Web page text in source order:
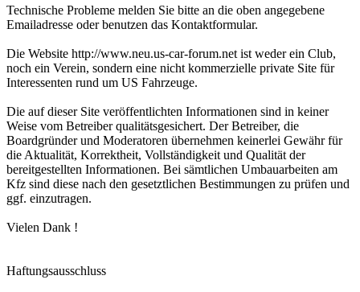
Technische Probleme melden Sie bitte an die oben angegebene
Emailadresse oder benutzen das Kontaktformular.
Die Website http://www.neu.us-car-forum.net ist weder ein Club,
noch ein Verein, sondern eine nicht kommerzielle private Site für
Interessenten rund um US Fahrzeuge.
Die auf dieser Site veröffentlichten Informationen sind in keiner
Weise vom Betreiber qualitätsgesichert. Der Betreiber, die
Boardgründer und Moderatoren übernehmen keinerlei Gewähr für
die Aktualität, Korrektheit, Vollständigkeit und Qualität der
bereitgestellten Informationen. Bei sämtlichen Umbauarbeiten am
Kfz sind diese nach den gesetztlichen Bestimmungen zu prüfen und
ggf. einzutragen.
Vielen Dank !
Haftungsausschluss